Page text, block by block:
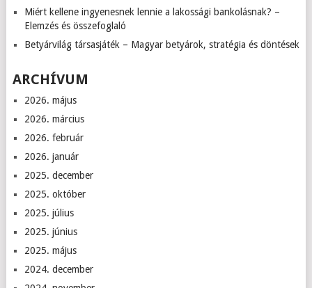
Miért kellene ingyenesnek lennie a lakossági bankolásnak? –
Elemzés és összefoglaló
Betyárvilág társasjáték – Magyar betyárok, stratégia és döntések
ARCHÍVUM
2026. május
2026. március
2026. február
2026. január
2025. december
2025. október
2025. július
2025. június
2025. május
2024. december